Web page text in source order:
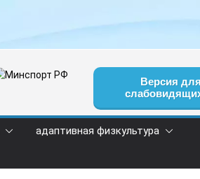
Версия для
адаптивная физкультура